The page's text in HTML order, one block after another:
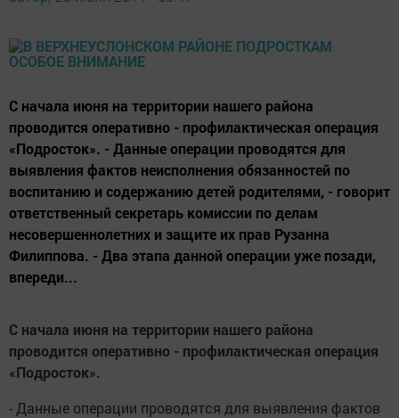
С начала июня на территории нашего района
проводится оперативно - профилактическая операция
«Подросток». - Данные операции проводятся для
выявления фактов неисполнения обязанностей по
воспитанию и содержанию детей родителями, - говорит
ответственный секретарь комиссии по делам
несовершеннолетних и защите их прав Рузанна
Филиппова. - Два этапа данной операции уже позади,
впереди...
С начала июня на территории нашего района
проводится оперативно - профилактическая операция
«Подросток».
- Данные операции проводятся для выявления фактов